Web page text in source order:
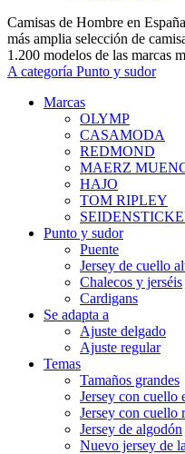
Camisas de Hombre en
más amplia selección de
1.200 modelos de las marcas
A categoría Punto y sudor
Marcas
OLYMP
CASAMODA
REDMOND
MAERZ
HAJO
TOM RIPLEY
Punto y sudor
Puente
Jersey de cuello
Chalecos y jerséis
Cardigans
Se adapta a
Ajuste delgado
Ajuste regular
Temas
Tamaños grandes
Jersey con cuello
Jersey con cuello
Jersey de algodón
Nuevo jersey de